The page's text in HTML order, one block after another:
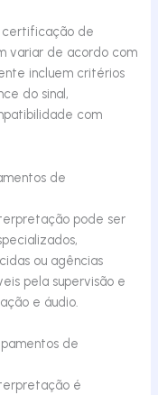
certificação de
variar de acordo com
incluem critérios
do sinal,
com
de
pode ser
ou agências
pela supervisão e
e áudio.
de
é